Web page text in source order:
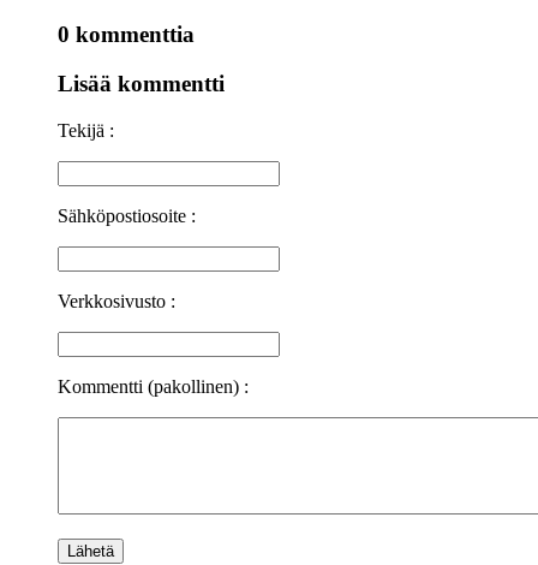
0 kommenttia
Lisää kommentti
Tekijä :
Sähköpostiosoite :
Verkkosivusto :
Kommentti (pakollinen) :